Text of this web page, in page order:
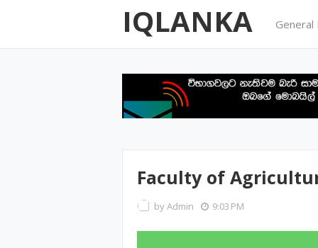
IQLANKA
Faculty of
byAdmin 9:03 PM